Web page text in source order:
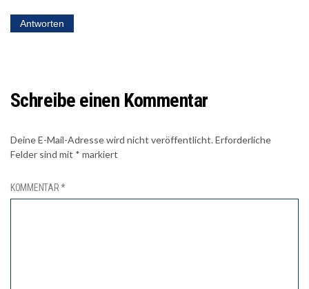
Antworten
Schreibe einen Kommentar
Deine E-Mail-Adresse wird nicht veröffentlicht.Erforderliche
Felder sind mit * markiert
KOMMENTAR*